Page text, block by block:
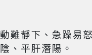
難靜下、急躁易
、平肝潛陽。